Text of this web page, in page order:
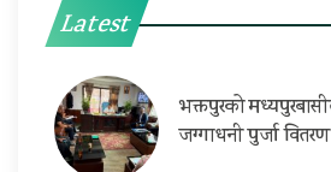
Latest
भक्तपुरको
जग्गाधनी पुर्जा